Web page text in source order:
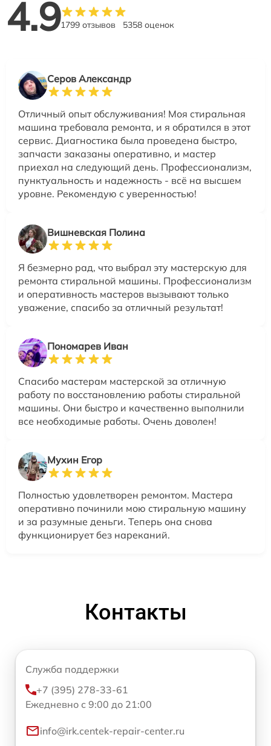
4.91799 отзывов 5358 оценок
Серов Александр
Отличный опыт обслуживания! Моя стиральная
машина требовала ремонта, и я обратился в этот
сервис. Диагностика была проведена быстро,
запчасти заказаны оперативно, и мастер
приехал на следующий день. Профессионализм,
пунктуальность и надежность - всё на высшем
уровне. Рекомендую с уверенностью!
Вишневская Полина
Я безмерно рад, что выбрал эту мастерскую для
ремонта стиральной машины. Профессионализм
и оперативность мастеров вызывают только
уважение, спасибо за отличный результат!
Пономарев Иван
Спасибо мастерам мастерской за отличную
работу по восстановлению работы стиральной
машины. Они быстро и качественно выполнили
все необходимые работы. Очень доволен!
Мухин Егор
Полностью удовлетворен ремонтом. Мастера
оперативно починили мою стиральную машину
и за разумные деньги. Теперь она снова
функционирует без нареканий.
Контакты
Служба поддержки
+7 (395) 278-33-61
Ежедневно с 9:00 до 21:00
info@irk.centek-repair-center.ru